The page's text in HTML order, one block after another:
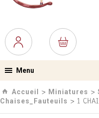
Menu
Accueil › Miniatures ›
Chaises_Fauteuils › 1